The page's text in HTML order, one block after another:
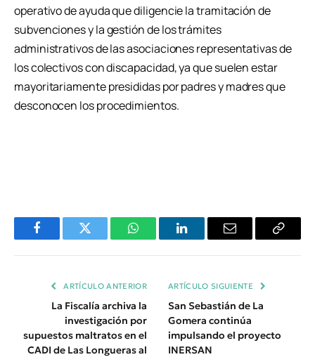
operativo de ayuda que diligencie la tramitación de
subvenciones y la gestión de los trámites
administrativos de las asociaciones representativas de
los colectivos con discapacidad, ya que suelen estar
mayoritariamente presididas por padres y madres que
desconocen los procedimientos.
FacebookTwitter WhatsAppLinkedInEmail
Copiar
ARTÍCULO ANTERIOR
La Fiscalía archiva la
investigación por
supuestos maltratos en el
CADI de Las Longueras al
ARTÍCULO SIGUIENTE
San Sebastián de La
Gomera continúa
impulsando el proyecto
INERSAN